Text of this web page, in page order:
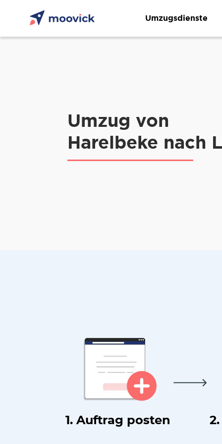
Umzugsdienste
Umzug von
Harelbeke nach
1. Auftrag posten